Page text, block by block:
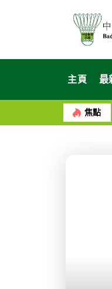
主頁 最
焦點